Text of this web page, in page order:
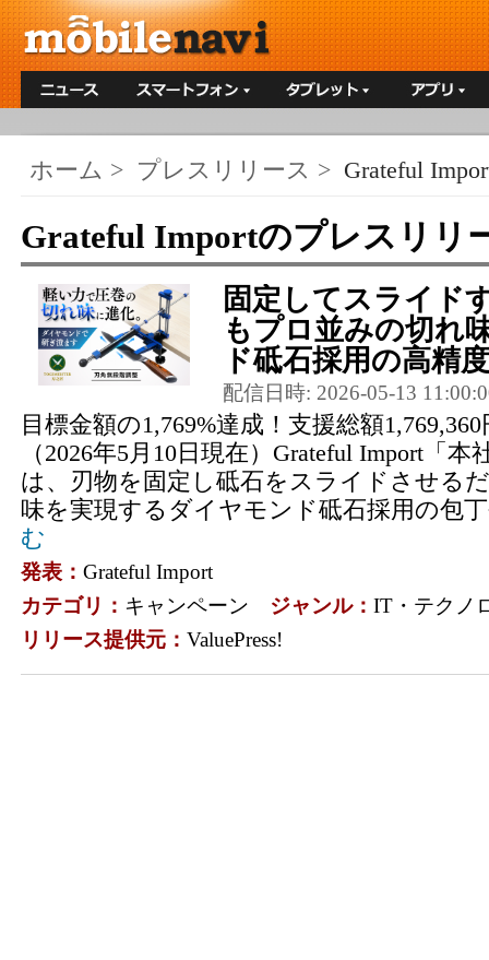
ホーム > プレスリリース > Grateful
Grateful Importのプレスリリ
固定してスライド
もプロ並みの切
ド砥石採用の高精
配信日時: 2026-05-13
目標金額の1,769%達成！支援総額
（2026年5月10日現在）Grateful Import「
は、刃物を固定し砥石をスライドさせる
味を実現するダイヤモンド砥石採用の包
む
発表： Grateful Import
カテゴリ： キャンペーン ジャンル： IT・テクノ
リリース提供元： ValuePress!